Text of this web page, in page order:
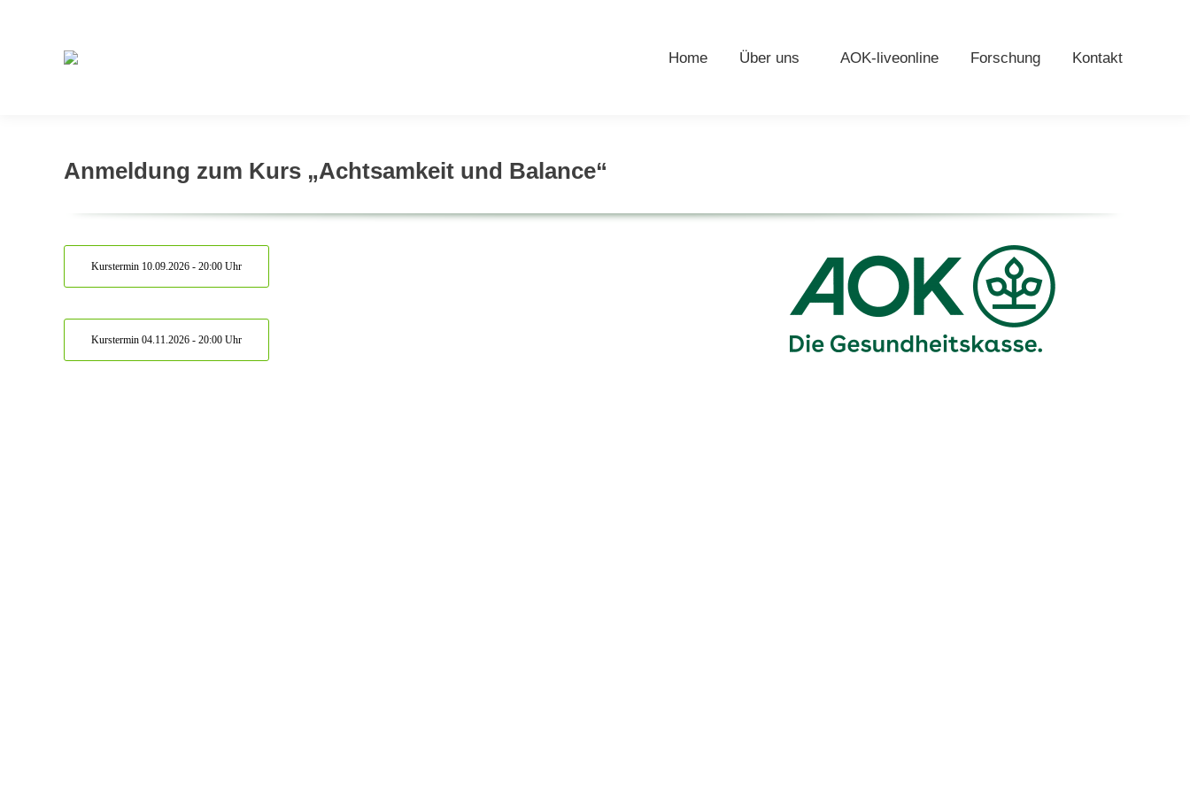
Home Über uns AOK-liveonline Forschung Kontakt
Anmeldung zum Kurs „Achtsamkeit und Balance“
Kurstermin 10.09.2026 - 20:00 Uhr
Kurstermin 04.11.2026 - 20:00 Uhr